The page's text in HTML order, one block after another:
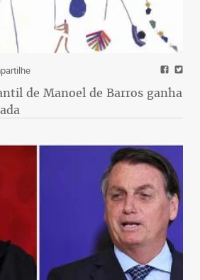
de Manoel de Barros ganha